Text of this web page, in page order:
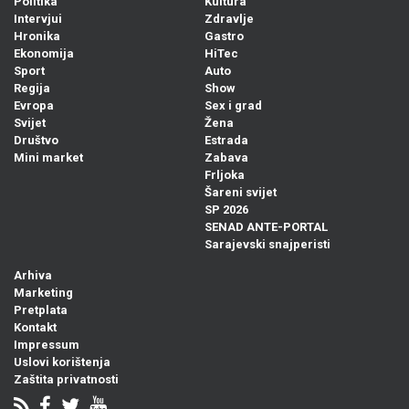
Intervjui
Hronika
Ekonomija
Sport
Regija
Evropa
Svijet
Društvo
Mini market
Zdravlje
Gastro
HiTec
Auto
Show
Sex i grad
Žena
Estrada
Zabava
Frljoka
Šareni svijet
SP 2026
SENAD ANTE-PORTAL
Sarajevski snajperisti
Arhiva
Marketing
Pretplata
Kontakt
Impressum
Uslovi korištenja
Zaštita privatnosti